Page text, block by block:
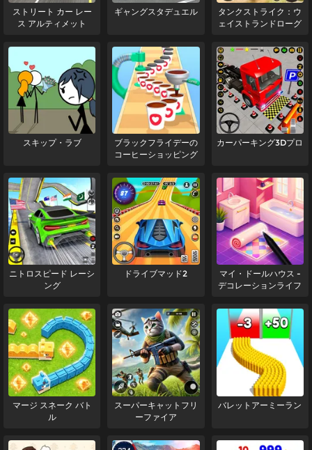
ストリート カー レー
ス アルティメット
ギャングスタデュエル
タンクストライク：ウ
ェイストランドローグ
スキップ・ラブ
ブラックフライデーの
コーヒーショッピング
カーパーキング3Dプロ
ニトロスピード レーシ
ング
ドライブマッド2
マイ・ドールハウス -
デコレーションライフ
マージ スネーク バト
ル
スーパーキャットフリ
ーファイア
バレットアーミーラン